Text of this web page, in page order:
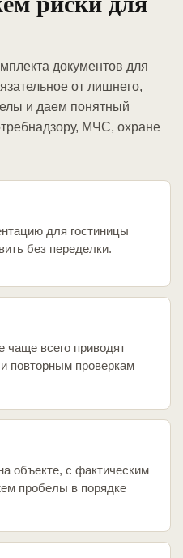
документов для
от лишнего,
и даем понятный
МЧС, охране
для гостиницы
без переделки.
всего приводят
повторным проверкам
объекте, с фактическим
пробелы в порядке